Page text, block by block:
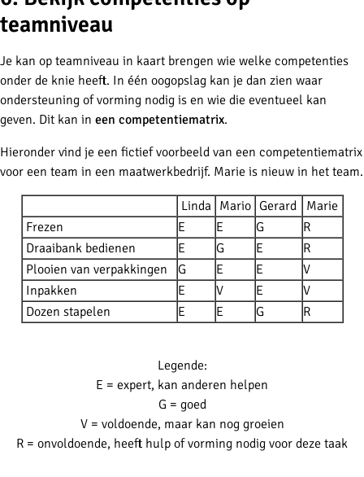
teamniveau
Je kan op teamniveau in kaart brengen wie welke competenties
onder de knie heeft. In één oogopslag kan je dan zien waar
ondersteuning of vorming nodig is en wie die eventueel kan
geven. Dit kan in een competentiematrix.
Hieronder vind je een fictief voorbeeld van een competentiematrix
voor een team in een maatwerkbedrijf. Marie is nieuw in het team.
Linda Mario Gerard
Marie
Frezen
E E G
R
Draaibank bedienen
E G E
R
Plooien van verpakkingen
G E E
V
Inpakken
E V E
V
Dozen stapelen
E E G R
Legende:
E = expert, kan anderen helpen
G = goed
V = voldoende, maar kan nog groeien
R = onvoldoende, heeft hulp of vorming nodig voor deze taak